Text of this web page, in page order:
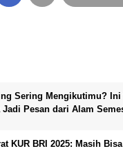
Sering Mengikutimu? Ini
Jadi Pesan dari Alam
KUR BRI 2025: Masih